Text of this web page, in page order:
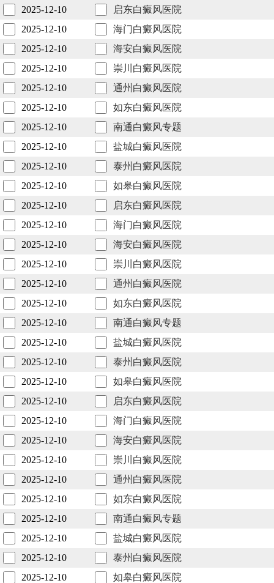
2025-12-10
启东白癜风医院
2025-12-10
海门白癜风医院
2025-12-10
海安白癜风医院
2025-12-10
崇川白癜风医院
2025-12-10
通州白癜风医院
2025-12-10
如东白癜风医院
2025-12-10
南通白癜风专题
2025-12-10
盐城白癜风医院
2025-12-10
泰州白癜风医院
2025-12-10
如皋白癜风医院
2025-12-10
启东白癜风医院
2025-12-10
海门白癜风医院
2025-12-10
海安白癜风医院
2025-12-10
崇川白癜风医院
2025-12-10
通州白癜风医院
2025-12-10
如东白癜风医院
2025-12-10
南通白癜风专题
2025-12-10
盐城白癜风医院
2025-12-10
泰州白癜风医院
2025-12-10
如皋白癜风医院
2025-12-10
启东白癜风医院
2025-12-10
海门白癜风医院
2025-12-10
海安白癜风医院
2025-12-10
崇川白癜风医院
2025-12-10
通州白癜风医院
2025-12-10
如东白癜风医院
2025-12-10
南通白癜风专题
2025-12-10
盐城白癜风医院
2025-12-10
泰州白癜风医院
2025-12-10
如皋白癜风医院